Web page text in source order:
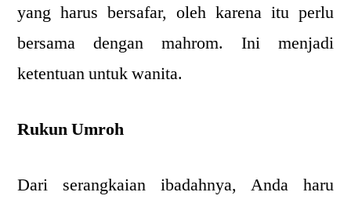
yang harus bersafar, oleh karena itu perlu
bersama dengan mahrom. Ini menjadi
ketentuan untuk wanita.
Rukun Umroh
Dari serangkaian ibadahnya, Anda haru